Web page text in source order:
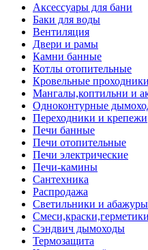
Аксессуары для бани
Баки для воды
Вентиляция
Двери и рамы
Камни банные
Котлы отопительные
Кровельные проходники
Мангалы,коптильни и
Одноконтурные
Переходники и крепежи
Печи банные
Печи отопительные
Печи электрические
Печи-камины
Сантехника
Распродажа
Светильники и абажуры
Смеси,краски,герметики
Сэндвич дымоходы
Термозащита